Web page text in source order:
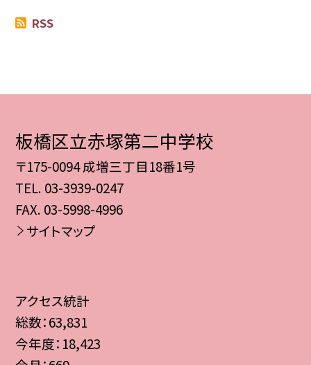
RSS
板橋区立赤塚第二中学校
〒175-0094 成増三丁目18番1号
TEL. 03-3939-0247
FAX. 03-5998-4996
サイトマップ
アクセス統計
総数：63,831
今年度： 18,423